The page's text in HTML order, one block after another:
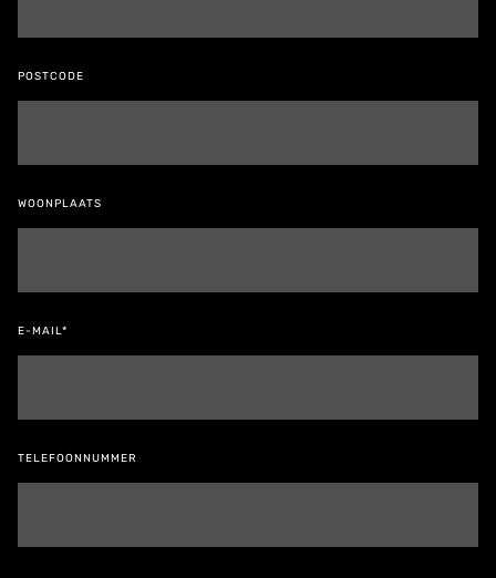
POSTCODE
WOONPLAATS
E-MAIL*
TELEFOONNUMMER